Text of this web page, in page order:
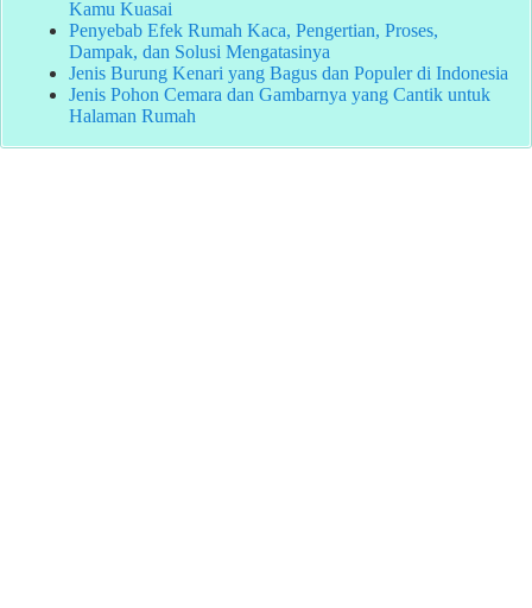
Kamu Kuasai
Penyebab Efek Rumah Kaca, Pengertian, Proses,
Dampak, dan Solusi Mengatasinya
Jenis Burung Kenari yang Bagus dan Populer di Indonesia
Jenis Pohon Cemara dan Gambarnya yang Cantik untuk
Halaman Rumah